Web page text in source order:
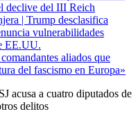
declive del III Reich
| Trump desclasifica
vulnerabilidades
EE.UU.
aliados que
del fascismo en Europa»
acusa a cuatro diputados de
delitos